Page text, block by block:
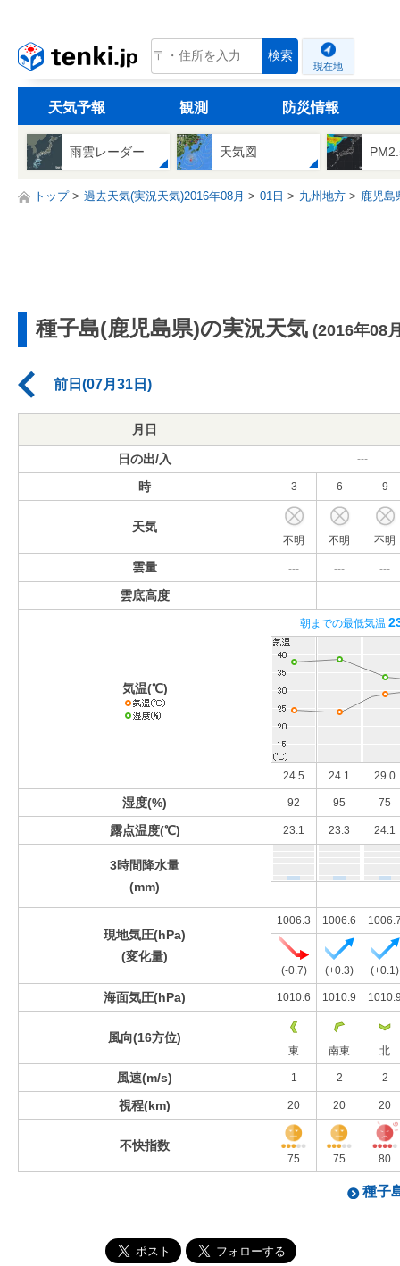
tenki.jp 検索
現在地
天気予報 観測 防災情報
雨雲レーダー 天気図
トップ 過去天気(実況天気)2016年08月 01日 九州地方 鹿児島
種子島(鹿児島県)の実況天気 (2016年08
前日(07月31日)
月日
日の出/入 ---
時 3 6 9
天気
不明 不明 不明
雲量 --- --- ---
雲底高度 --- --- ---
気温(℃)
朝までの最低気温
24.5 24.1 29.0
湿度(%) 92 95 75
露点温度(℃) 23.1 23.3 24.1
3時間降水量
(mm)
--- --- ---
現地気圧(hPa)
(変化量)
1006.3 1006.6
(-0.7) (+0.3) (+0.1)
海面気圧(hPa) 1010.6 1010.9
風向(16方位)
東 南東 北
風速(m/s) 1 2 2
視程(km) 20 20 20
不快指数
75 75 80
種子